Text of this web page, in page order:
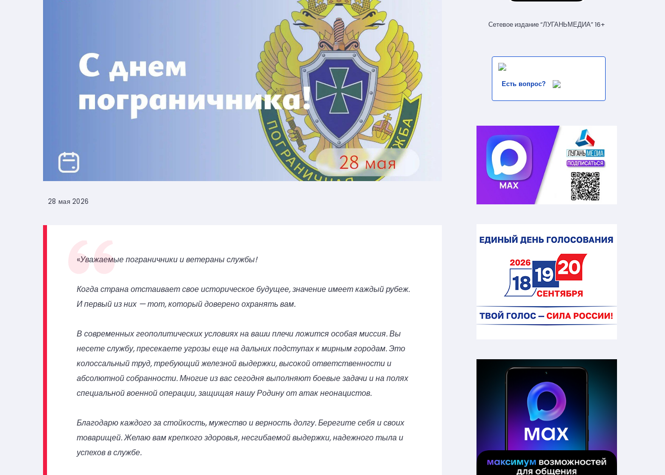
28 мая 2026
«Уважаемые пограничники и ветераны службы!
Когда страна отстаивает свое историческое будущее, значение имеет каждый рубеж.
И первый из них — тот, который доверено охранять вам.
В современных геополитических условиях на ваши плечи ложится особая миссия. Вы
несете службу, пресекаете угрозы еще на дальних подступах к мирным городам. Это
колоссальный труд, требующий железной выдержки, высокой ответственности и
абсолютной собранности. Многие из вас сегодня выполняют боевые задачи и на полях
специальной военной операции, защищая нашу Родину от атак неонацистов.
Благодарю каждого за стойкость, мужество и верность долгу. Берегите себя и своих
товарищей. Желаю вам крепкого здоровья, несгибаемой выдержки, надежного тыла и
успехов в службе.
Сетевое издание “ЛУГАНЬМЕДИА” 16+
Есть вопрос?